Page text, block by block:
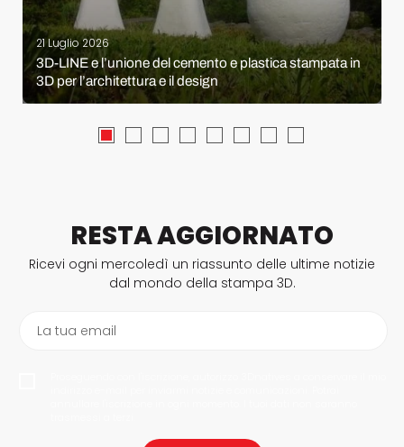
21 Luglio 2026
3D-LINE e l’unione del cemento e plastica stampata in
3D per l’architettura e il design
RESTA AGGIORNATO
Ricevi ogni mercoledì un riassunto delle ultime notizie
dal mondo della stampa 3D.
La tua email